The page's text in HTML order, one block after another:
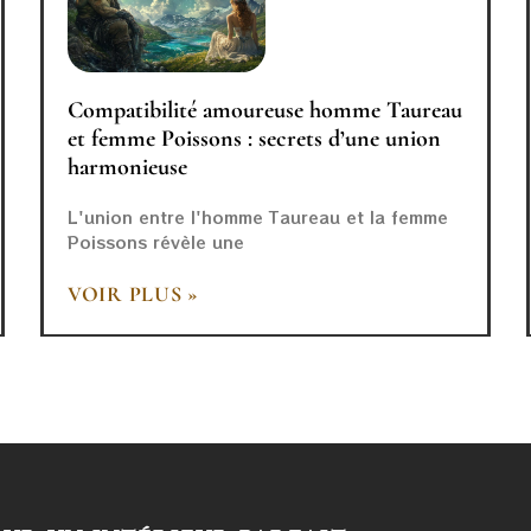
Compatibilité amoureuse homme Taureau
et femme Poissons : secrets d’une union
harmonieuse
L'union entre l'homme Taureau et la femme
Poissons révèle une
VOIR PLUS »